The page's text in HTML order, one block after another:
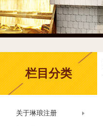
栏目分类
关于琳琅注册